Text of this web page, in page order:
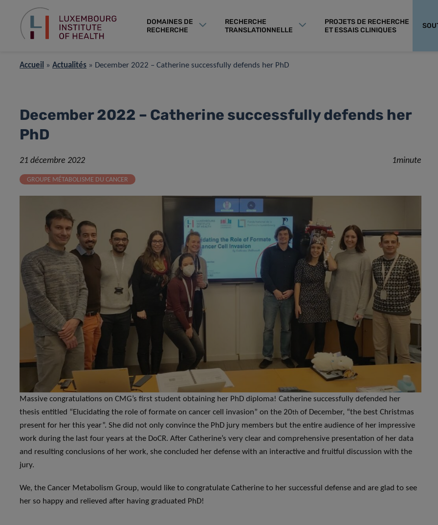
DOMAINES DE
RECHERCHE
RECHERCHE
TRANSLATIONNELLE
PROJETS DE RECHERCHE
ET ESSAIS CLINIQUES
Accueil » Actualités » December 2022 – Catherine successfully defends her PhD
December 2022 – Catherine successfully defends her
PhD
21 décembre 2022 1minute
GROUPE MÉTABOLISME DU CANCER
Massive congratulations on CMG’s first student obtaining her PhD diploma! Catherine successfully defended her
thesis entitled “Elucidating the role of formate on cancer cell invasion” on the 20th of December, “the best Christmas
present for her this year”. She did not only convince the PhD jury members but the entire audience of her impressive
work during the last four years at the DoCR. After Catherine’s very clear and comprehensive presentation of her data
and resulting conclusions of her work, she concluded her defense with an interactive and fruitful discussion with the
jury.
We, the Cancer Metabolism Group, would like to congratulate Catherine to her successful defense and are glad to see
her so happy and relieved after having graduated PhD!